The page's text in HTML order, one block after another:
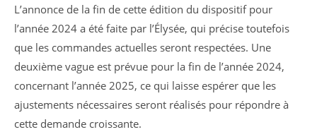
L’annonce de la fin de cette édition du dispositif pour
l’année 2024 a été faite par l’Élysée, qui précise toutefois
que les commandes actuelles seront respectées. Une
deuxième vague est prévue pour la fin de l’année 2024,
concernant l’année 2025, ce qui laisse espérer que les
ajustements nécessaires seront réalisés pour répondre à
cette demande croissante.